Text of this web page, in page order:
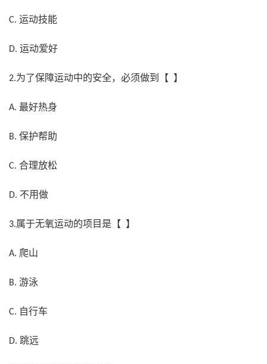
C. 运动技能
D. 运动爱好
2.为了保障运动中的安全，必须做到【 】
A. 最好热身
B. 保护帮助
C. 合理放松
D. 不用做
3.属于无氧运动的项目是【 】
A. 爬山
B. 游泳
C. 自行车
D. 跳远